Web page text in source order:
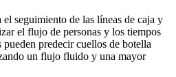
seguimiento de las líneas de caja y
el flujo de personas y los tiempos
pueden predecir cuellos de botella
un flujo fluido y una mayor